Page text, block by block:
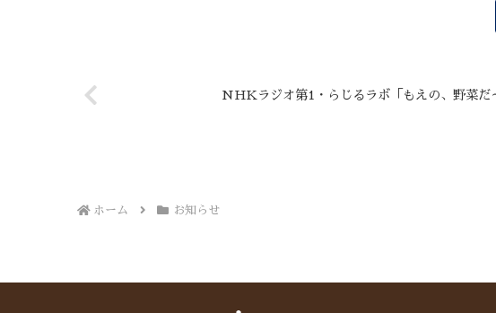
NHKラジオ第1・らじるラボ「もえの、野菜だ
ホーム お知らせ